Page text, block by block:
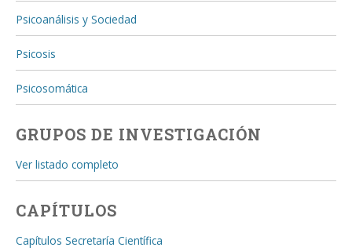
Psicoanálisis y Sociedad
Psicosis
Psicosomática
GRUPOS DE INVESTIGACIÓN
Ver listado completo
CAPÍTULOS
Capítulos Secretaría Científica